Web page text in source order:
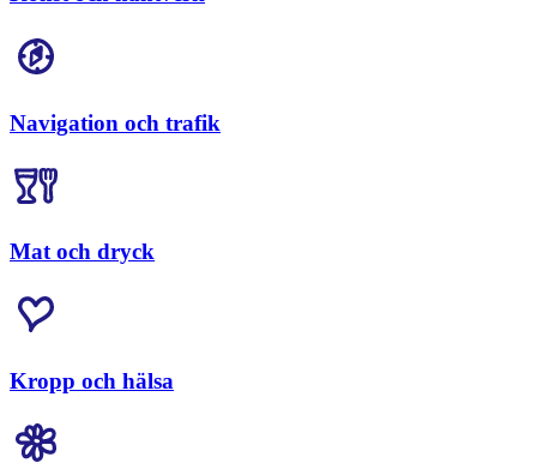
Navigation och trafik
Mat och dryck
Kropp och hälsa